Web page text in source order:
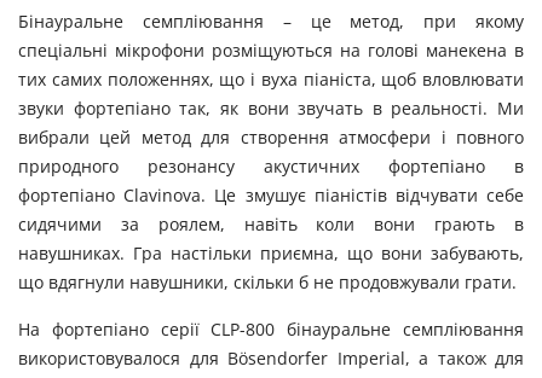
Бінауральне семпліювання – це метод, при якому
спеціальні мікрофони розміщуються на голові манекена в
тих самих положеннях, що і вуха піаніста, щоб вловлювати
звуки фортепіано так, як вони звучать в реальності. Ми
вибрали цей метод для створення атмосфери і повного
природного резонансу акустичних фортепіано в
фортепіано Clavinova. Це змушує піаністів відчувати себе
сидячими за роялем, навіть коли вони грають в
навушниках. Гра настільки приємна, що вони забувають,
що вдягнули навушники, скільки б не продовжували грати.
На фортепіано серії CLP-800 бінауральне семпліювання
використовувалося для Bösendorfer Imperial, а також для